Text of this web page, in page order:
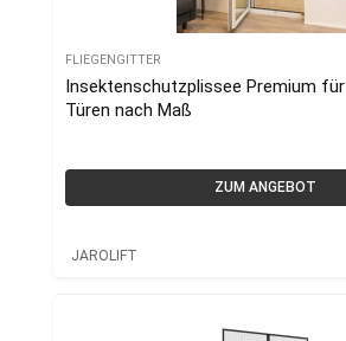
FLIEGENGITTER
Insektenschutzplissee Premium für
Türen nach Maß
ZUM ANGEBOT
JAROLIFT